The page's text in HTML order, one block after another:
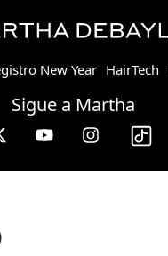
New Year HairTech
Sigue a Martha